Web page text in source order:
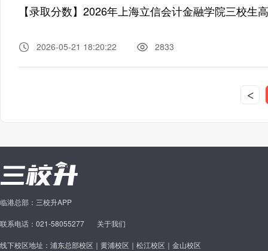
【录取分数】2026年上海立信会计金融学院三校生
2026-05-21 18:20:22 2833
<
临港总部：三校升APP
联系电话：021-58055277 关于我们
线下校区地址：浦东总部校区｜黄浦校区｜松江校区｜金山校区